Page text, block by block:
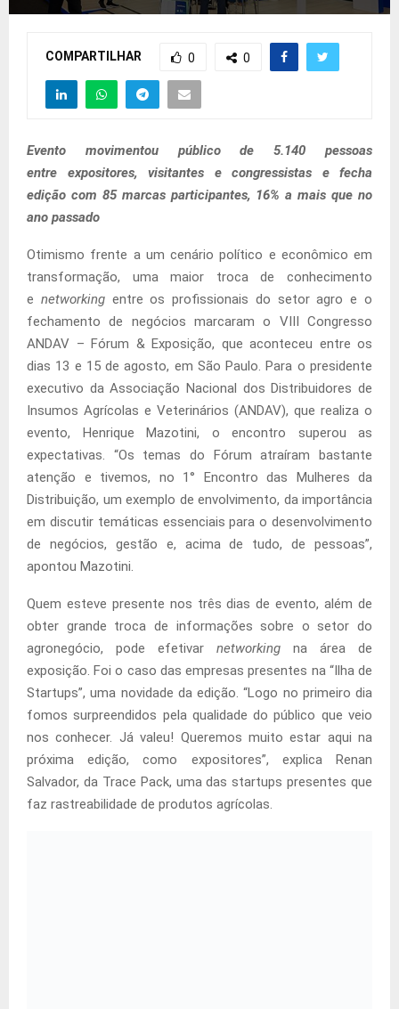
COMPARTILHAR 0 0
Evento movimentou público de 5.140 pessoas
entre expositores, visitantes e congressistas e fecha
edição com 85 marcas participantes, 16% a mais que no
ano passado
Otimismo frente a um cenário político e econômico em
transformação, uma maior troca de conhecimento
e networkingentre os profissionais do setor agro e o
fechamento de negócios marcaram o VIII Congresso
ANDAV – Fórum & Exposição, que aconteceu entre os
dias 13 e 15 de agosto, em São Paulo. Para o presidente
executivo da Associação Nacional dos Distribuidores de
Insumos Agrícolas e Veterinários (ANDAV), que realiza o
evento, Henrique Mazotini, o encontro superou as
expectativas. “Os temas do Fórum atraíram bastante
atenção e tivemos, no 1° Encontro das Mulheres da
Distribuição, um exemplo de envolvimento, da importância
em discutir temáticas essenciais para o desenvolvimento
de negócios, gestão e, acima de tudo, de pessoas”,
apontou Mazotini.
Quem esteve presente nos três dias de evento, além de
obter grande troca de informações sobre o setor do
agronegócio, pode efetivar networking na área de
exposição. Foi o caso das empresas presentes na “Ilha de
Startups”, uma novidade da edição. “Logo no primeiro dia
fomos surpreendidos pela qualidade do público que veio
nos conhecer. Já valeu! Queremos muito estar aqui na
próxima edição, como expositores”, explica Renan
Salvador, da Trace Pack, uma das startups presentes que
faz rastreabilidade de produtos agrícolas.